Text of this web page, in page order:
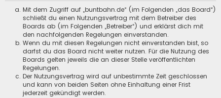
Mit dem Zugriff auf „buntbahn.de“ (im Folgenden „das Board“)
schließt du einen Nutzungsvertrag mit dem Betreiber des
Boards ab (im Folgenden „Betreiber“) und erklärst dich mit
den nachfolgenden Regelungen einverstanden.
Wenn du mit diesen Regelungen nicht einverstanden bist, so
darfst du das Board nicht weiter nutzen. Für die Nutzung des
Boards gelten jeweils die an dieser Stelle veröffentlichten
Regelungen.
Der Nutzungsvertrag wird auf unbestimmte Zeit geschlossen
und kann von beiden Seiten ohne Einhaltung einer Frist
jederzeit gekündigt werden.